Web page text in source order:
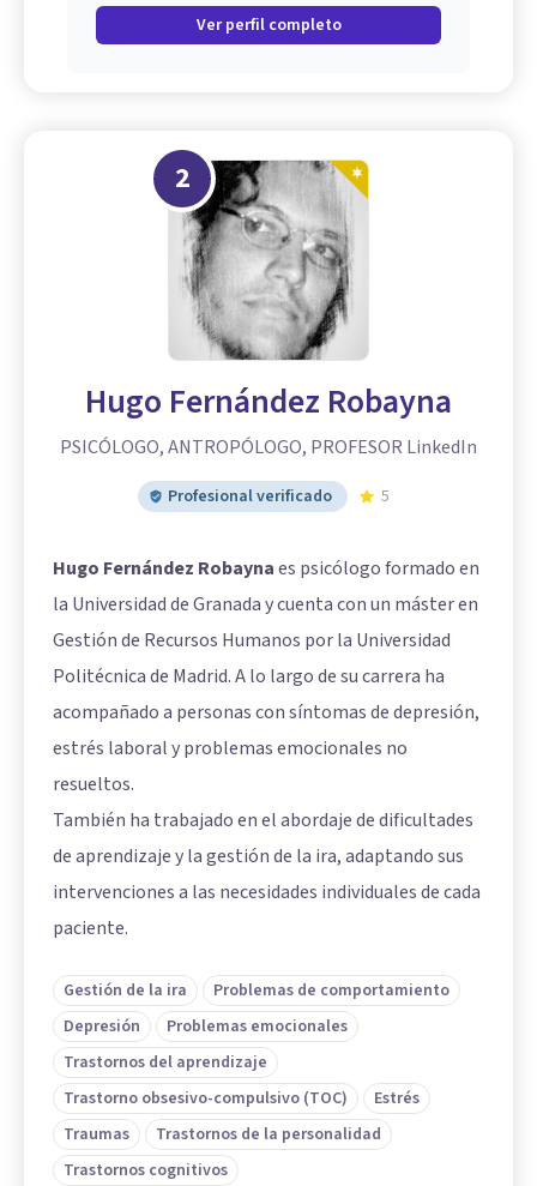
Ver perfil completo
2
Hugo Fernández Robayna
PSICÓLOGO, ANTROPÓLOGO, PROFESOR LinkedIn
Profesional verificado 5
Hugo Fernández Robaynaes psicólogo formado en
la Universidad de Granada y cuenta con un máster en
Gestión de Recursos Humanos por la Universidad
Politécnica de Madrid. A lo largo de su carrera ha
acompañado a personas con síntomas de depresión,
estrés laboral y problemas emocionales no
resueltos.
También ha trabajado en el abordaje de dificultades
de aprendizaje y la gestión de la ira, adaptando sus
intervenciones a las necesidades individuales de cada
paciente.
Gestión de la ira
Problemas de comportamiento
Depresión
Problemas emocionales
Trastornos del aprendizaje
Trastorno obsesivo-compulsivo (TOC)
Estrés
Traumas
Trastornos de la personalidad
Trastornos cognitivos